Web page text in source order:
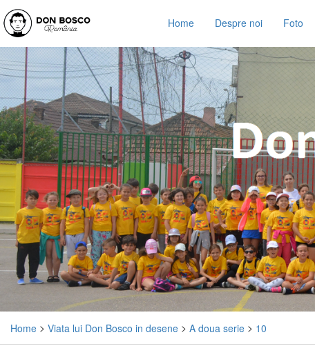
Home Despre noi Foto
Home > Viata lui Don Bosco in desene > A doua serie > 10